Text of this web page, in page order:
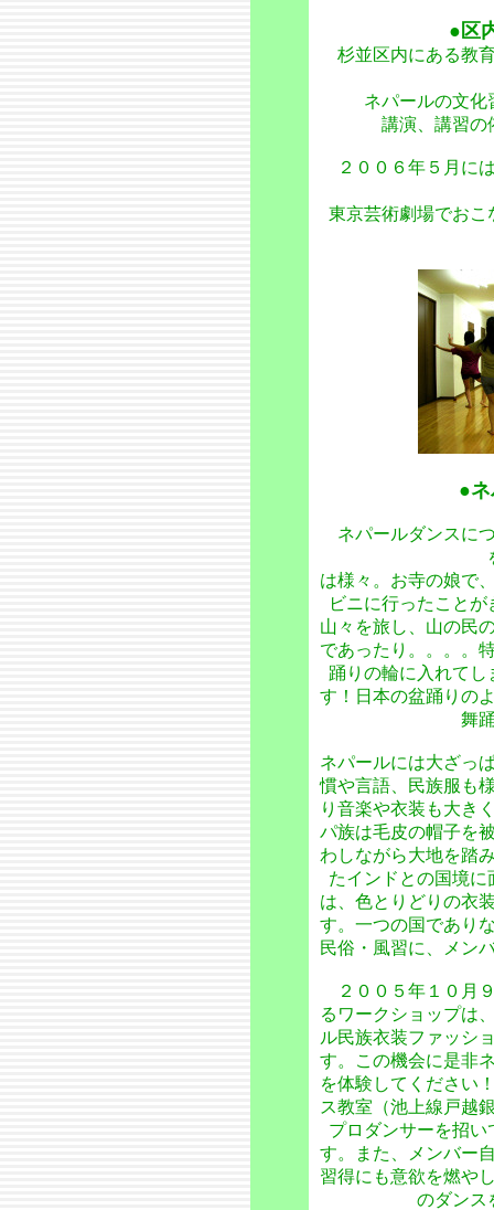
●区
杉並区内にある教
ネパールの文化
講演、講習の
２００６年５月に
東京芸術劇場でおこ
●
ネパールダンスに
は様々。お寺の娘で
ビニに行ったこと
山々を旅し、山の民
であったり。。。。
踊りの輪に入れて
す！日本の盆踊りの
舞
ネパールには大ざっ
慣や言語、民族服も
り音楽や衣装も大き
パ族は毛皮の帽子を
わしながら大地を踏
たインドとの国境
は、色とりどりの衣
す。一つの国であり
民俗・風習に、メン
２００５年１０月
るワークショップは
ル民族衣装ファッシ
す。この機会に是非
を体験してください
ス教室（池上線戸越
プロダンサーを招
す。また、メンバー
習得にも意欲を燃や
のダンス